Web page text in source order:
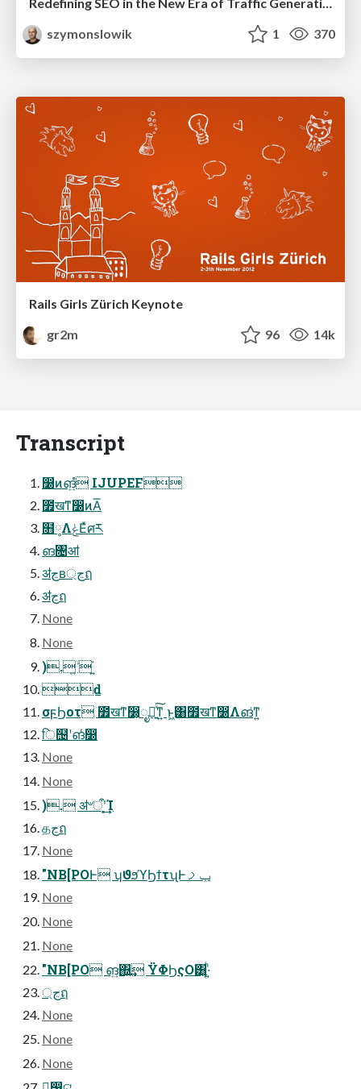
Redefining SEO in the New Era of Traffic Generation
szymonslowik
1 370
Rails Girls Zürich Keynote
gr2m
96 14k
Transcript
෰ͷങ͍ํ IJUPEF
೿खͳ෰ͷΑ͞
໛༷ΛݟΕͯศར
ങ͏৔ॴ
ॳڃʙ্ڃฤ
ॳڃฤ
None
None
). ͍ۙ ͍҆
ԁ
σϝϦοτ ೿खͳ෰͕ೖՙ͍ͯ͠ͳ͍ ͱ͖͸೿खͳ෰Λങ͑ͳ͍
ि຤ʹങͬͨ෰
None
None
). ॳ৺ऀʹ͓͢͢Ί
தڃฤ
None
"NB[POͰ ʮϑϧϓϦϯτʯͰݕࡧ
None
None
None
"NB[PO ങ͍΍͍͢ ΫΦϦςΟ͸͍·͍ͪ
্ڃฤ
None
None
None